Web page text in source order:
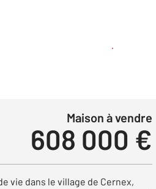
Créer une alerte
Maison à vendre
608 000 €
vie dans le village de Cernex,